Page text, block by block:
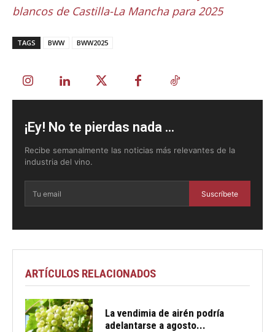
blancos de Castilla-La Mancha para 2025
TAGS BWW BWW2025
¡Ey! No te pierdas nada ...
Recibe semanalmente las noticias más relevantes de la
industria del vino.
Suscríbete
ARTÍCULOS RELACIONADOS
La vendimia de airén podría
adelantarse a agosto...